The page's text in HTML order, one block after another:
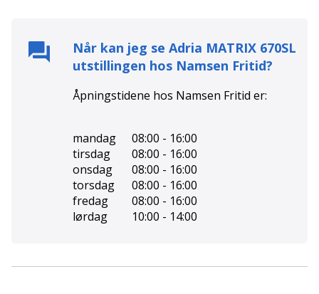
Når kan jeg se Adria MATRIX 670SL
utstillingen hos Namsen Fritid?
Åpningstidene hos Namsen Fritid er:
mandag
08:00 - 16:00
tirsdag
08:00 - 16:00
onsdag
08:00 - 16:00
torsdag
08:00 - 16:00
fredag
08:00 - 16:00
lørdag
10:00 - 14:00